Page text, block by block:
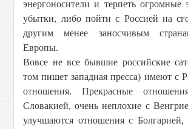
энергоносители и терпеть огромные
убытки, либо пойти с Россией на
другим менее заносчивым
Европы.
Вовсе не все бывшие российские
том пишет западная пресса) имеют с
отношения. Прекрасные
Словакией, очень неплохие с
улучшаются отношения с Болгарией,